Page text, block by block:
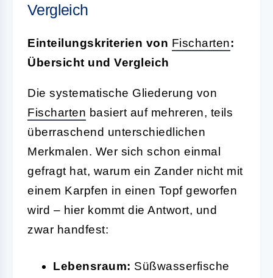
Vergleich
Einteilungskriterien von Fischarten:
Übersicht und Vergleich
Die systematische Gliederung von
Fischarten basiert auf mehreren, teils
überraschend unterschiedlichen
Merkmalen. Wer sich schon einmal
gefragt hat, warum ein Zander nicht mit
einem Karpfen in einen Topf geworfen
wird – hier kommt die Antwort, und
zwar handfest:
Lebensraum: Süßwasserfische